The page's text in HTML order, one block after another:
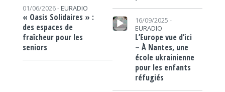
01/06/2026 - EURADIO
« Oasis Solidaires » :
des espaces de
fraîcheur pour les
seniors
Lecteur audio
16/09/2025 -
EURADIO
L’Europe vue d’ici
– À Nantes, une
école ukrainienne
pour les enfants
réfugiés